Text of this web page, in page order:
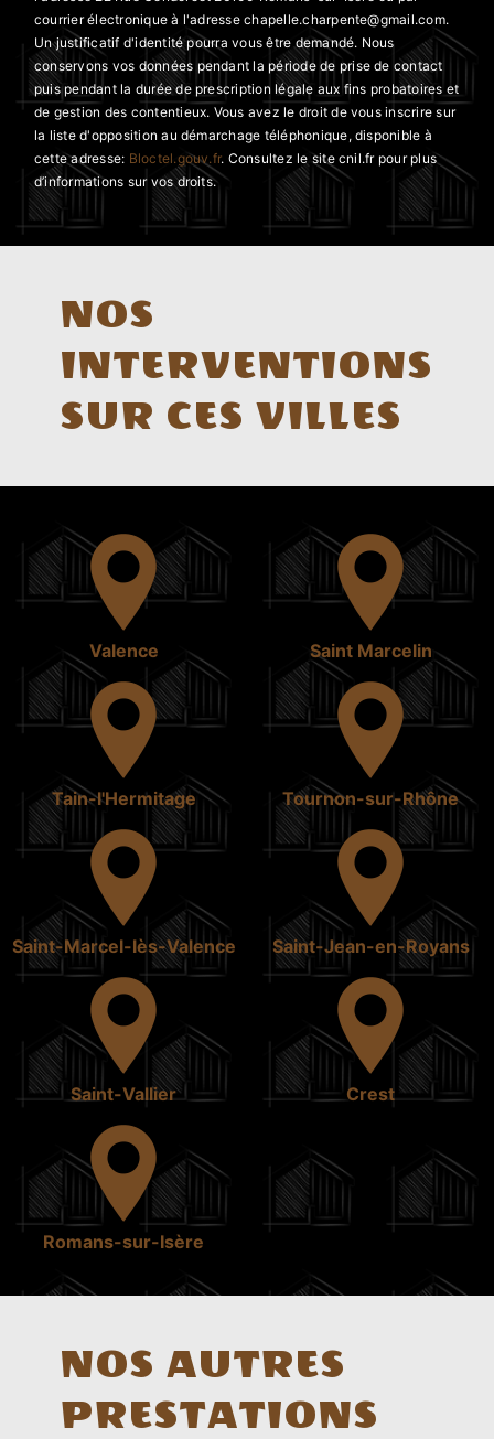
courrier électronique à l'adresse chapelle.charpente@gmail.com.
Un justificatif d'identité pourra vous être demandé. Nous
conservons vos données pendant la période de prise de contact
puis pendant la durée de prescription légale aux fins probatoires et
de gestion des contentieux. Vous avez le droit de vous inscrire sur
la liste d'opposition au démarchage téléphonique, disponible à
cette adresse: Bloctel.gouv.fr. Consultez le site cnil.fr pour plus
d’informations sur vos droits.
NOS
INTERVENTIONS
SUR CES VILLES
Valence Saint Marcelin
Tain-l'Hermitage Tournon-sur-Rhône
Saint-Marcel-lès-Valence Saint-Jean-en-Royans
Saint-Vallier Crest
Romans-sur-Isère
NOS AUTRES
PRESTATIONS